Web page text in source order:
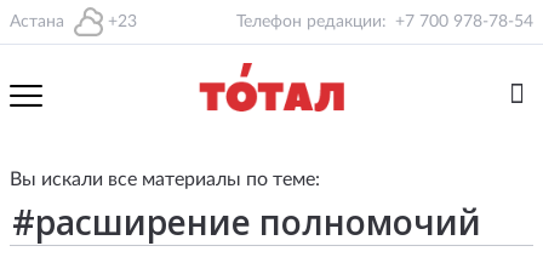
Астана +23 Телефон редакции: +7 700 978-78-54
Вы искали все материалы по теме: